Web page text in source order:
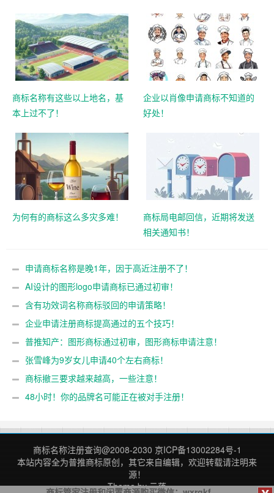
商标名称有这些以上地名，基
本上过不了！
企业以肖像申请商标不知道的
好处！
为何有的商标这么多灾多难！
商标局电邮回信，近期将发送
相关通知书！
申请商标名称是晚1年，因于高近注册不了！
AI设计的图形logo申请商标已通过初审！
含有功效词名称商标驳回的申请策略！
企业申请注册商标提高通过的五个技巧！
普推知产：图形商标通过初审，图形商标申请注意！
张雪峰为9岁女儿申请40个左右商标！
商标撤三要求越来越高，一些注意！
48小时！你的品牌名可能正在被对手注册！
商标名称注册查询@2008-2030 京ICP备13002284号-1
本站内容全为普推商标原创，其它来自编辑，欢迎转载请注明来
源！
Theme by云落